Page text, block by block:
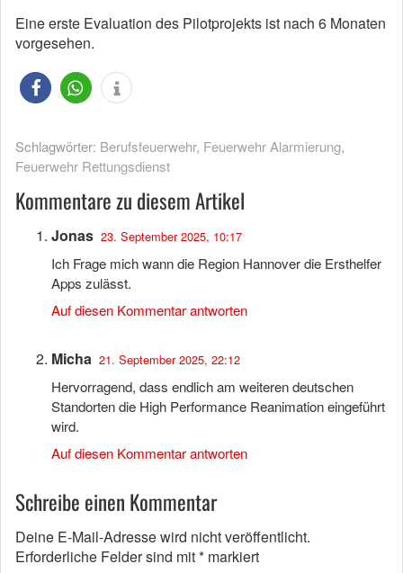
Eine erste Evaluation des Pilotprojekts ist nach 6 Monaten
vorgesehen.
Schlagwörter: Berufsfeuerwehr, Feuerwehr Alarmierung,
Feuerwehr Rettungsdienst
Kommentare zu diesem Artikel
Jonas 23. September 2025, 10:17
Ich Frage mich wann die Region Hannover die Ersthelfer
Apps zulässt.
Auf diesen Kommentar antworten
Micha 21. September 2025, 22:12
Hervorragend, dass endlich am weiteren deutschen
Standorten die High Performance Reanimation eingeführt
wird.
Auf diesen Kommentar antworten
Schreibe einen Kommentar
Deine E-Mail-Adresse wird nicht veröffentlicht.
Erforderliche Felder sind mit* markiert